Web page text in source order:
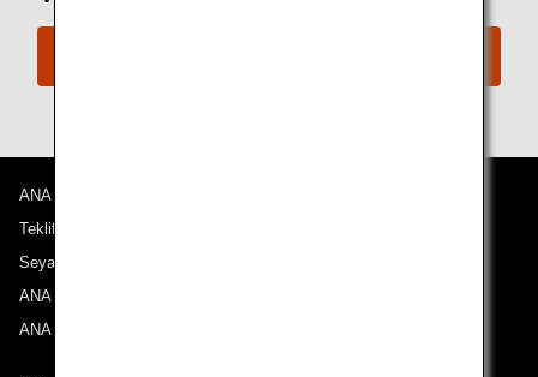
ANA Hakkında
Teklifler ve Duyurular
Seyahat Noktalarımız
ANA Deneyimi
ANA Mileage Club